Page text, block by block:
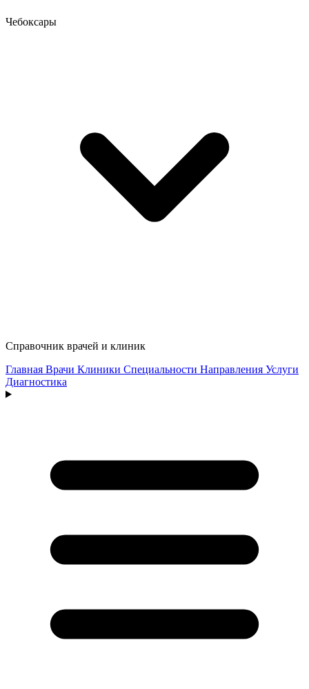
Чебоксары
Справочник врачей и клиник
Главная Врачи Клиники Специальности Направления Услуги
Диагностика